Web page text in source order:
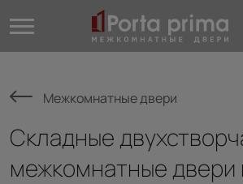
Межкомнатные двери
Складные
межкомнатные двери